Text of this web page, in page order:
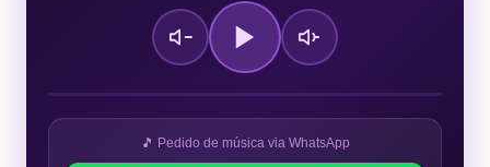
🎵 Pedido de música via WhatsApp